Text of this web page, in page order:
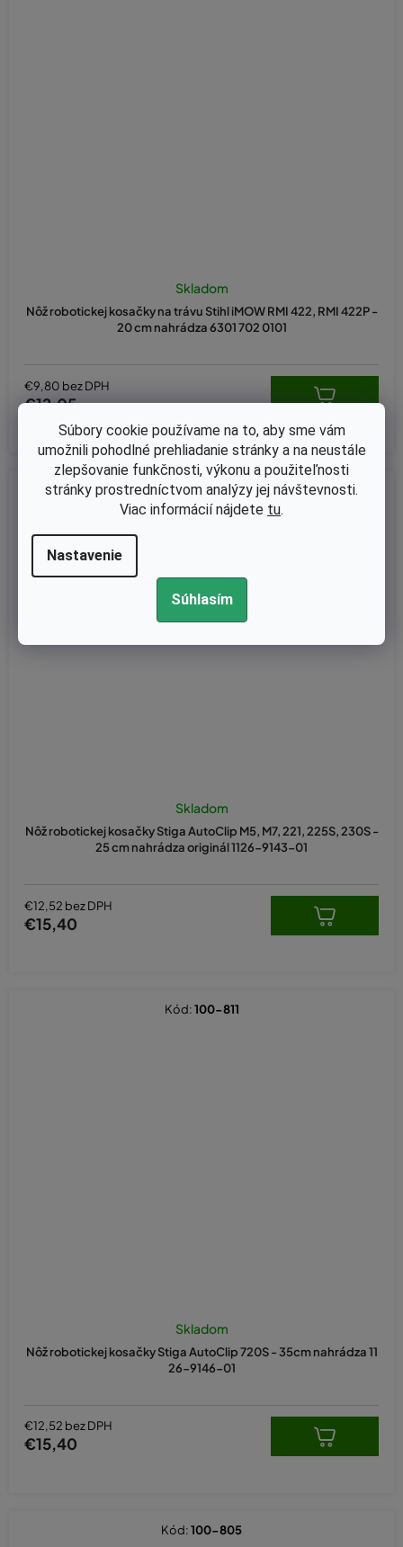
Súbory cookie používame na to, aby sme vám
umožnili pohodlné prehliadanie stránky a na neustále
zlepšovanie funkčnosti, výkonu a použiteľnosti
stránky prostredníctvom analýzy jej návštevnosti.
Viac informácií nájdete tu.
Nastavenie
Súhlasím
Nôž robotickej kosačky na trávu Stihl iMOW RMI 422, RMI 422P -
20 cm nahrádza 6301 702 0101
hodnotenie
je
5,0
Skladom
€9,80 bez DPH
€12,05
Nôž robotickej kosačky Stiga AutoClip M5, M7, 221, 225S, 230S -
25 cm nahrádza originál 1126-9143-01
Skladom
€12,52 bez DPH
€15,40
Kód:100-812
Nôž robotickej kosačky Stiga AutoClip 720S - 35cm nahrádza 11
26-9146-01
Skladom
€12,52 bez DPH
€15,40
Kód:100-811
Kód:100-805